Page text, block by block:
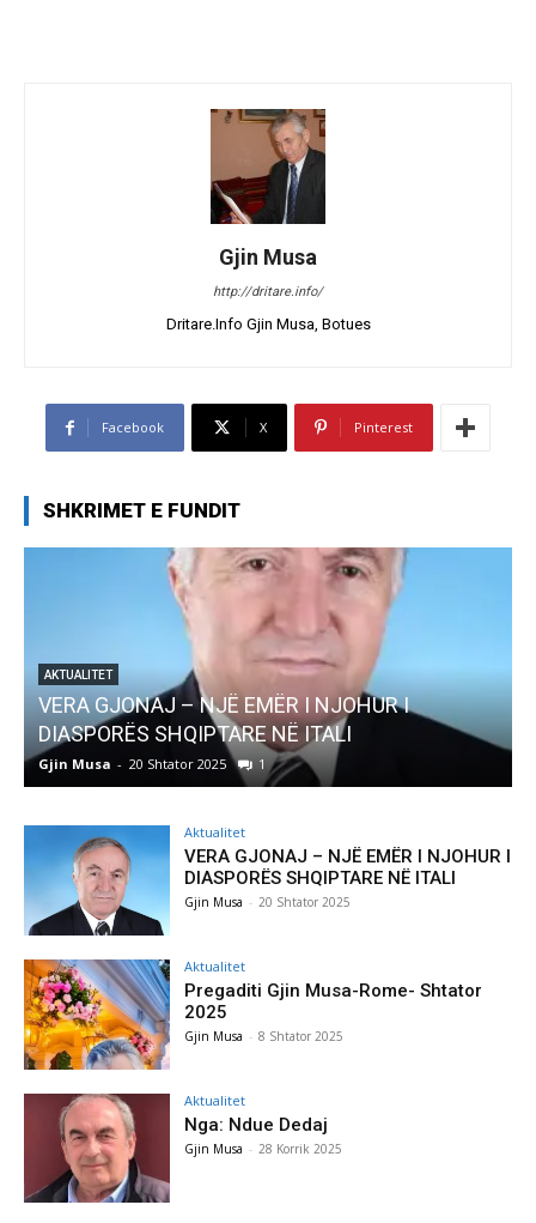
Gjin Musa
http://dritare.info/
Dritare.Info Gjin Musa, Botues
Facebook X Pinterest
SHKRIMET E FUNDIT
AKTUALITET
Pregaditi Gjin Musa-Rome- Shtator 2025
Gjin Musa - 8 Shtator 2025 0
Aktualitet
VERA GJONAJ – NJË EMËR I NJOHUR I
DIASPORËS SHQIPTARE NË ITALI
Gjin Musa - 20 Shtator 2025
Aktualitet
Pregaditi Gjin Musa-Rome- Shtator
2025
Gjin Musa - 8 Shtator 2025
Aktualitet
Nga: Ndue Dedaj
Gjin Musa - 28 Korrik 2025